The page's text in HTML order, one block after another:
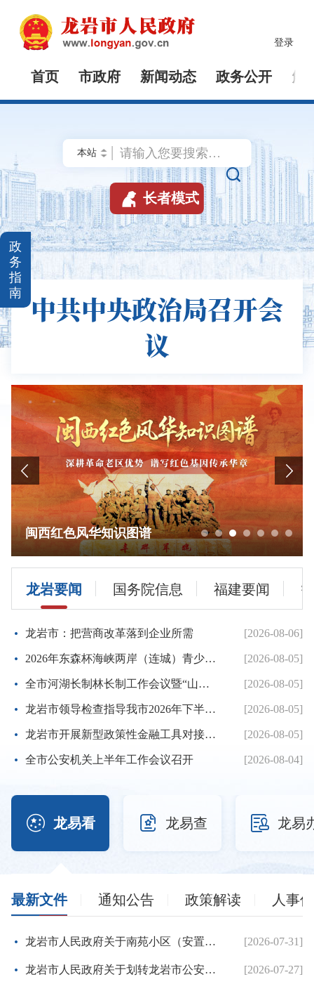
政
务
指
南
登录
首页 市政府 新闻动态 政务公开 解

 长者模式
中共中央政治局召开会
议
闽西红色风华知识图谱
龙岩要闻 国务院信息 福建要闻
[2026-08-06]
龙岩市：把营商改革落到企业所需
[2026-08-05]
2026年东森杯海峡两岸（连城）青少年棒球邀请赛暨第七届海峡...
[2026-08-05]
全市河湖长制林长制工作会议暨“山水龙岩”生态品牌建设推进...
[2026-08-05]
龙岩市领导检查指导我市2026年下半年征兵体检工作
[2026-08-05]
龙岩市开展新型政策性金融工具对接服务工作
[2026-08-04]
全市公安机关上半年工作会议召开
 龙易看  龙易查  龙易
最新文件 通知公告 政策解读 人事
[2026-07-31]
龙岩市人民政府关于南苑小区（安置房）项目建设用地的批复
[2026-07-27]
龙岩市人民政府关于划转龙岩市公安局国有建设用地使用权的批复